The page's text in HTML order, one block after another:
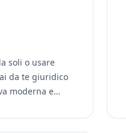
soli o usare
da te giuridico
moderna e